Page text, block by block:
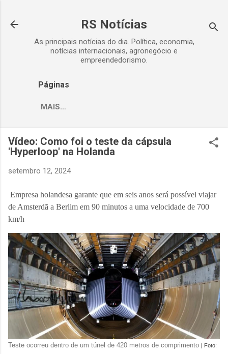
RS Notícias
As principais notícias do dia. Política, economia,
notícias internacionais, agronegócio e
empreendedorismo.
Páginas
MAIS…
Vídeo: Como foi o teste da cápsula
'Hyperloop' na Holanda
setembro 12, 2024
Empresa holandesa garante que em seis anos será possível viajar
de Amsterdã a Berlim em 90 minutos a uma velocidade de 700
km/h
Teste ocorreu dentro de um túnel de 420 metros de comprimento | Foto: